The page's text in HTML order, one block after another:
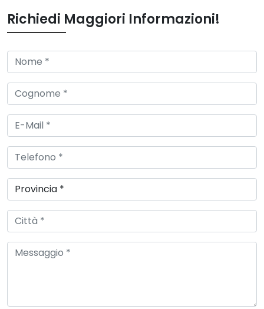
Richiedi Maggiori Informazioni!